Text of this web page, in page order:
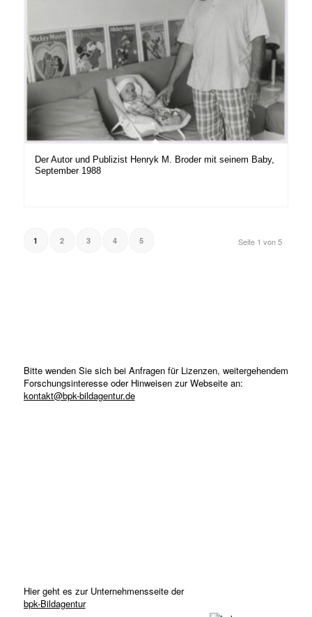
Der Autor und Publizist Henryk M. Broder mit seinem Baby,
September 1988
Seite 1 von 5
1 2 3 4 5
Bitte wenden Sie sich bei Anfragen für Lizenzen, weitergehendem
Forschungsinteresse oder Hinweisen zur Webseite an:
kontakt@bpk-bildagentur.de
Hier geht es zur Unternehmensseite der
bpk-Bildagentur